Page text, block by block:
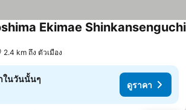
Ekimae Shinkansenguchi
2.4 km ถึง ตัวเมือง
ในวันนั้นๆ
ดูราคา